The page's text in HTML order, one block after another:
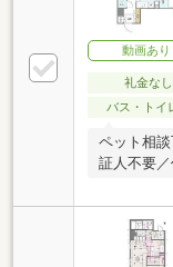
動画あり
礼金なし
バス・トイ
ペット相
証人不要